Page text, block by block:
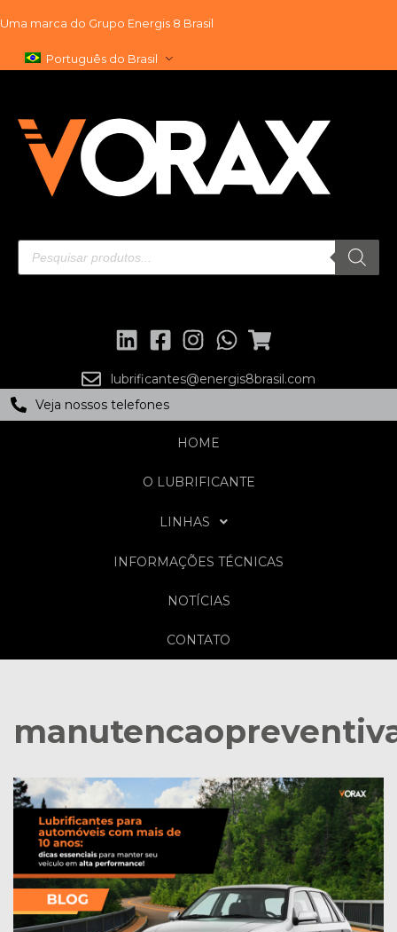
para
Uma marca do Grupo Energis 8 Brasil
Português do Brasil
lubrificantes@energis8brasil.com
Veja nossos telefones
HOME
O LUBRIFICANTE
LINHAS
INFORMAÇÕES TÉCNICAS
NOTÍCIAS
CONTATO